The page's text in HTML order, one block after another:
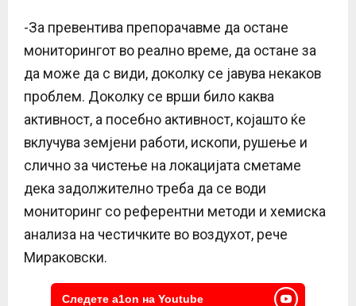
-За превентива препорачавме да остане
мониторингот во реално време, да остане за
да може да с види, доколку се јавува некаков
проблем. Доколку се врши било каква
активност, а посебно активност, којашто ќе
вклучува земјени работи, ископи, рушење и
слично за чистење на локацијата сметаме
дека задолжително треба да се води
мониторинг со референтни методи и хемиска
анализа на честичките во воздухот, рече
Мираковски.
Следете a1on на Youtube